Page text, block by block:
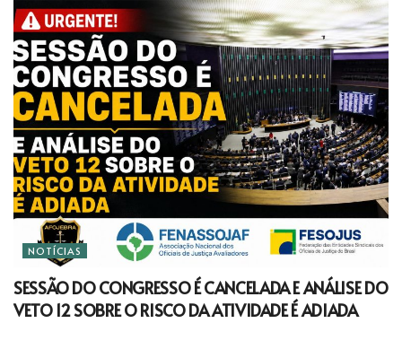
NOTÍCIAS
SESSÃO DO CONGRESSO É CANCELADA E ANÁLISE DO
VETO 12 SOBRE O RISCO DA ATIVIDADE É ADIADA